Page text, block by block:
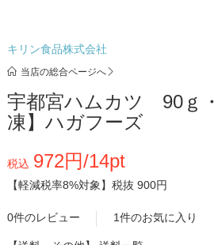
キリン食品株式会社
当店の総合ページへ
宇都宮ハムカツ 90ｇ
凍】ハガフーズ
税込 972円/14pt
【軽減税率8%対象】 税抜 900円
0件のレビュー 1件のお気に入り